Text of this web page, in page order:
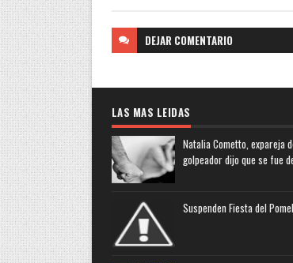
DEJAR COMENTARIO
LAS MAS LEIDAS
Natalia Cometto, expareja
golpeador dijo que se fue
Suspenden Fiesta del